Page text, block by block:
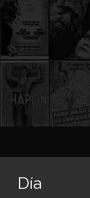
Día